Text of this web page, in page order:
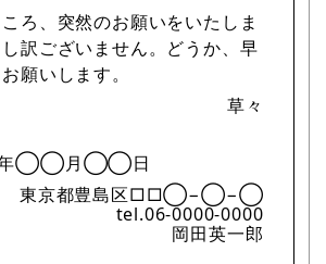
ろ、突然のお願いをいたしま
訳ございません。どうか、早
願いします。
草々
◯◯月◯◯日
東京都豊島区□□◯−◯−◯
tel.06-0000-0000
岡田英一郎